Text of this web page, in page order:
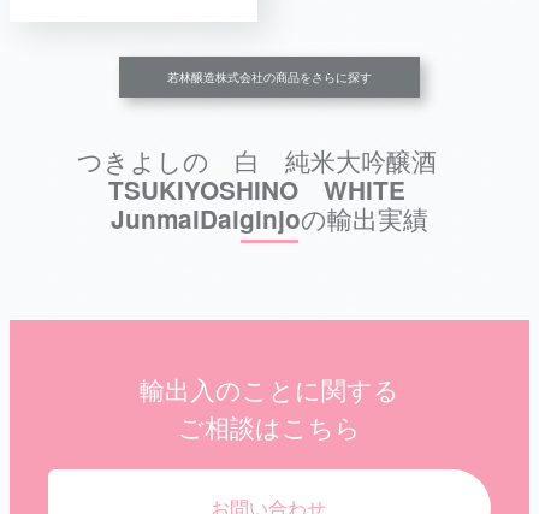
若林醸造株式会社の商品をさらに探す
つきよしの 白 純米大吟醸酒
TSUKIYOSHINO WHITE
JunmaiDaiginjoの輸出実績
輸出入のことに関する
ご相談はこちら
お問い合わせ